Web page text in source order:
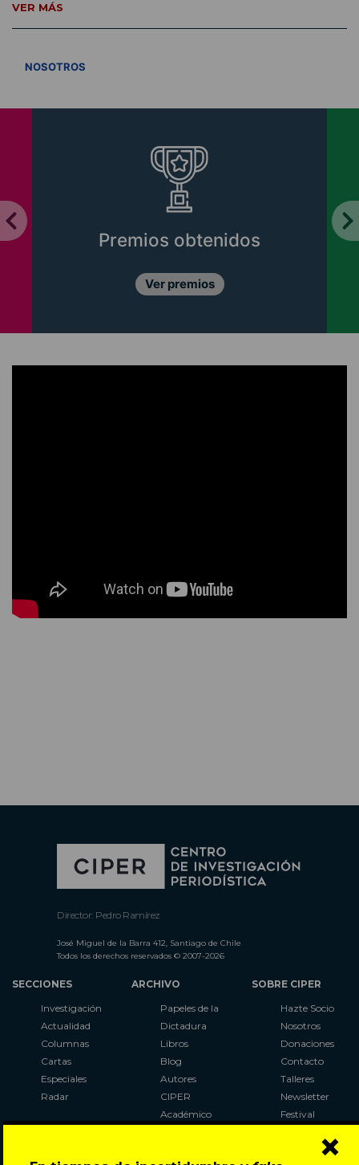
×
VER MÁS
NOSOTROS
Premios obtenidos
Ver premios
Director: Pedro Ramírez
José Miguel de la Barra 412, Santiago de Chile
Todos los derechos reservados © 2007-2026
SECCIONES
Investigación
Actualidad
Columnas
Cartas
Especiales
Radar
ARCHIVO
Papeles de la
Dictadura
Libros
Blog
Autores
CIPER
Académico
SOBRE CIPER
Hazte Socio
Nosotros
Donaciones
Contacto
Talleres
Newsletter
Festival